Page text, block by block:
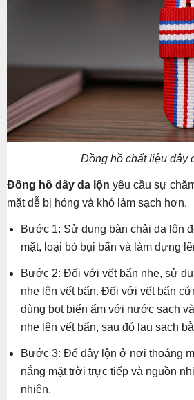
Đồng hồ chất liệu dây
Đồng hồ dây da lộn yêu cầu sự
mặt dễ bị hỏng và khó làm sạch hơn.
Bước 1: Sử dụng bàn chải da lộn
mặt, loại bỏ bụi bẩn và làm dựng
Bước 2: Đối với vết bẩn nhẹ, sử
nhẹ lên vết bẩn. Đối với vết bẩn
dùng bọt biển ẩm với nước sạch
nhẹ lên vết bẩn, sau đó lau sạch
Bước 3: Để dây lộn ở nơi thoáng
nắng mặt trời trực tiếp và nguồn
nhiên.